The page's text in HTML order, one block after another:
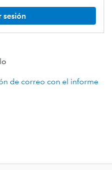
sesión
de correo con el informe